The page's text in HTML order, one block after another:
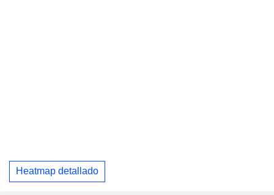
Heatmap detallado